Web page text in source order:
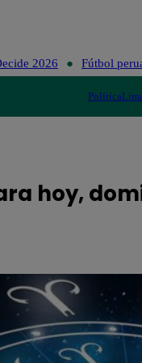
2026 Fútbol
Política
hoy,